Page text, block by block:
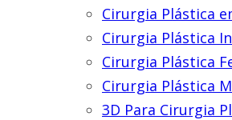
Cirurgia Plástica
Cirurgia Plástica
Cirurgia Plástica
Cirurgia Plástica
3D Para Cirurgia